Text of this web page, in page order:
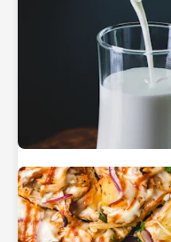
热带海滩上的椰子树